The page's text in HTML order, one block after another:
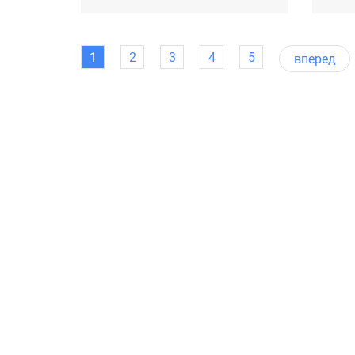
1 2 3 4 5 вперед